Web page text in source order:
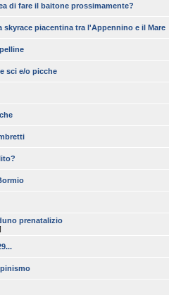
di fare il baitone prossimamente?
skyrace piacentina tra l'Appennino e il Mare
sci e/o picche
prenatalizio
]